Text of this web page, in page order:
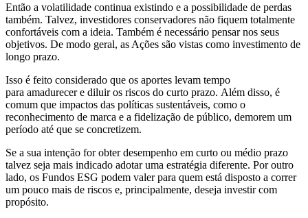
Então a volatilidade continua existindo e a possibilidade de perdas
também. Talvez, investidores conservadores não fiquem totalmente
confortáveis com a ideia. Também é necessário pensar nos seus
objetivos. De modo geral, as Ações são vistas como investimento de
longo prazo.
Isso é feito considerado que os aportes levam tempo
para amadurecer e diluir os riscos do curto prazo. Além disso, é
comum que impactos das políticas sustentáveis, como o
reconhecimento de marca e a fidelização de público, demorem um
período até que se concretizem.
Se a sua intenção for obter desempenho em curto ou médio prazo
talvez seja mais indicado adotar uma estratégia diferente. Por outro
lado, os Fundos ESG podem valer para quem está disposto a correr
um pouco mais de riscos e, principalmente, deseja investir com
propósito.